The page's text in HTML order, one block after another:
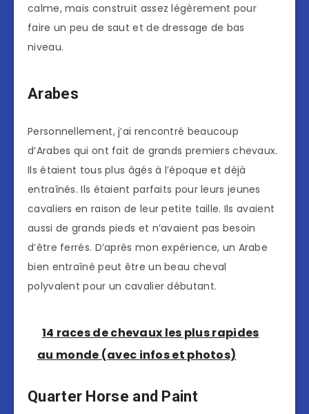
calme, mais construit assez légèrement pour
faire un peu de saut et de dressage de bas
niveau.
Arabes
Personnellement, j’ai rencontré beaucoup
d’Arabes qui ont fait de grands premiers chevaux.
Ils étaient tous plus âgés à l’époque et déjà
entraînés. Ils étaient parfaits pour leurs jeunes
cavaliers en raison de leur petite taille. Ils avaient
aussi de grands pieds et n’avaient pas besoin
d’être ferrés. D’après mon expérience, un Arabe
bien entraîné peut être un beau cheval
polyvalent pour un cavalier débutant.
14 races de chevaux les plus rapides
au monde (avec infos et photos)
Quarter Horse and Paint